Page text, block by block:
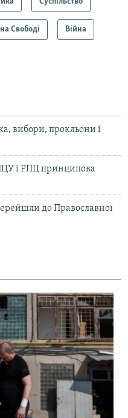
Свободі Війна
вибори, прокльони і
і РПЦ принципова
до Православної